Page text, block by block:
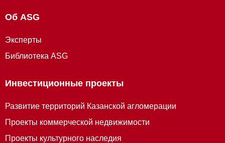
Об ASG
Эксперты
Библиотека ASG
Инвестиционные проекты
Развитие территорий Казанской агломерации
Проекты коммерческой недвижимости
Проекты культурного наследия